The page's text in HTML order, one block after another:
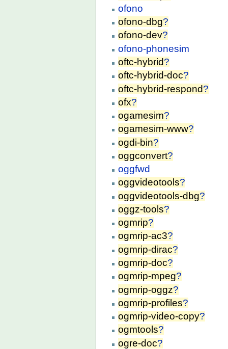
ofono
ofono-dbg?
ofono-dev?
ofono-phonesim
oftc-hybrid?
oftc-hybrid-doc?
oftc-hybrid-respond?
ofx?
ogamesim?
ogamesim-www?
ogdi-bin?
oggconvert?
oggfwd
oggvideotools?
oggvideotools-dbg?
oggz-tools?
ogmrip?
ogmrip-ac3?
ogmrip-dirac?
ogmrip-doc?
ogmrip-mpeg?
ogmrip-oggz?
ogmrip-profiles?
ogmrip-video-copy?
ogmtools?
ogre-doc?